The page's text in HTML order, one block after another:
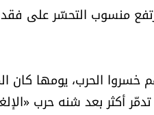
منسوب التحسّر على
الحرب، يومها كان
أكثر بعد شنه حرب